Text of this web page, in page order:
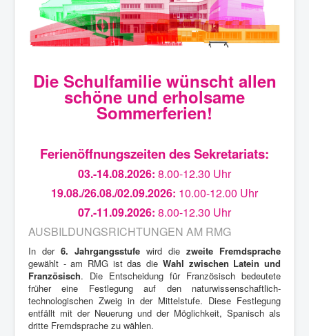
Die Schulfamilie wünscht allen
schöne und erholsame
Sommerferien!
Ferienöffnungszeiten des Sekretariats:
03.-14.08.2026: 8.00-12.30 Uhr
19.08./26.08./02.09.2026: 10.00-12.00 Uhr
07.-11.09.2026: 8.00-12.30 Uhr
AUSBILDUNGSRICHTUNGEN AM RMG
In der 6. Jahrgangsstufe wird die zweite Fremdsprache
gewählt - am RMG ist das die Wahl zwischen Latein und
Französisch. Die Entscheidung für Französisch bedeutete
früher eine Festlegung auf den naturwissenschaftlich-
technologischen Zweig in der Mittelstufe. Diese Festlegung
entfällt mit der Neuerung und der Möglichkeit, Spanisch als
dritte Fremdsprache zu wählen.